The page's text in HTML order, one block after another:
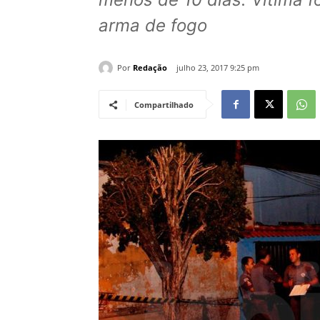
arma de fogo
Por Redação julho 23, 2017 9:25 pm
Compartilhado